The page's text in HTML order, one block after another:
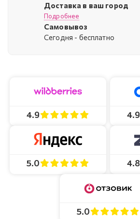
Доставка в ваш город
Подробнее
Самовывоз
Cегодня - бесплатно
4.9 4.9
5.0 4.8
5.0